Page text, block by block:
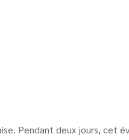
Pendant deux jours, cet